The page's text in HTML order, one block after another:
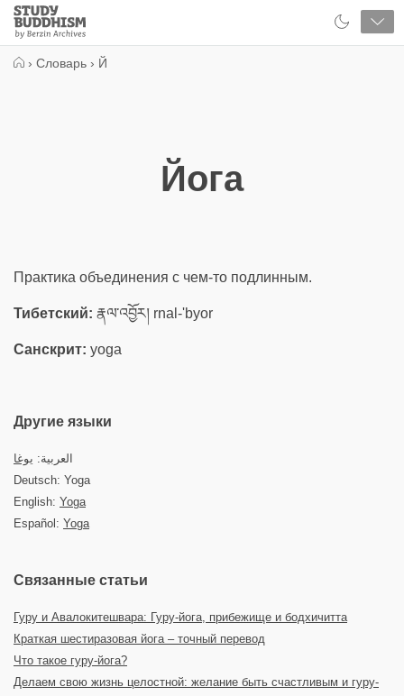
Close
Study
Buddhism
› Словарь › Й
Йога
Практика объединения с чем-то подлинным.
Тибетский: རྣལ་འབྱོར། rnal-'byor
Санскрит: yoga
Другие языки
العربية: يوغا
Deutsch: Yoga
English: Yoga
Español: Yoga
Связанные статьи
Гуру и Авалокитешвара: Гуру-йога, прибежище и бодхичитта
Краткая шестиразовая йога – точный перевод
Что такое гуру-йога?
Делаем свою жизнь целостной: желание быть счастливым и гуру-